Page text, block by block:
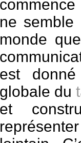
ne semble
monde
est
globale du
et